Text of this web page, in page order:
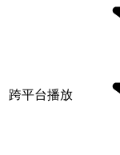
跨平台播放